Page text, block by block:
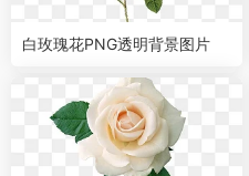
白玫瑰花PNG透明背景图片